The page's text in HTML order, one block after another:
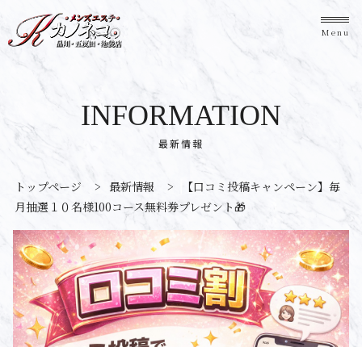
Menu
最新情報
INFORMATION
トップページ > 最新情報 >
【口コミ投稿キャンペーン】毎
月抽選１０名様100コース無料券プレゼント🎁